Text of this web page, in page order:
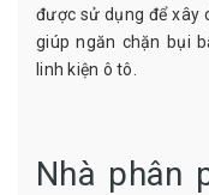
được sử dụng để xây
giúp ngăn chặn bụi
linh kiện ô tô.
Nhà phân